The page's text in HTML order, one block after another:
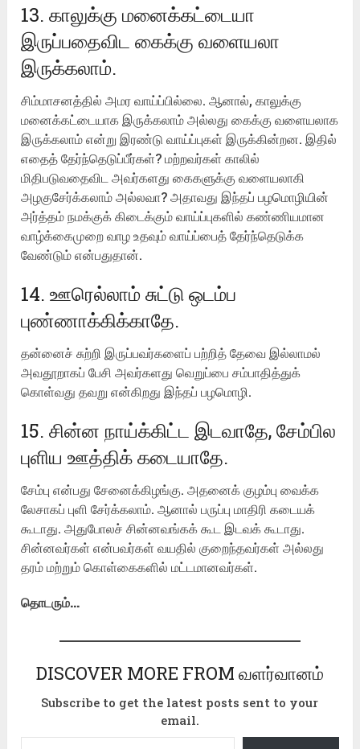
13. காலுக்கு மனைக்கட்டையா
இருப்பதைவிட கைக்கு வளையலா
இருக்கலாம்.
சிம்மாசனத்தில் அமர வாய்ப்பில்லை. ஆனால், காலுக்கு
மனைக்கட்டையாக இருக்கலாம் அல்லது கைக்கு வளையலாக
இருக்கலாம் என்று இரண்டு வாய்ப்புகள் இருக்கின்றன. இதில்
எதைத் தேர்ந்தெடுப்பீர்கள்? மற்றவர்கள் காலில்
மிதிபடுவதைவிட அவர்களது கைகளுக்கு வளையலாகி
அழகுசேர்க்கலாம் அல்லவா? அதாவது இந்தப் பழமொழியின்
அர்த்தம் நமக்குக் கிடைக்கும் வாய்ப்புகளில் கண்ணியமான
வாழ்க்கைமுறை வாழ உதவும் வாய்ப்பைத் தேர்ந்தெடுக்க
வேண்டும் என்பதுதான்.
14. ஊரெல்லாம் சுட்டு ஒடம்ப
புண்ணாக்கிக்காதே.
தன்னைச் சுற்றி இருப்பவர்களைப் பற்றித் தேவை இல்லாமல்
அவதூறாகப் பேசி அவர்களது வெறுப்பை சம்பாதித்துக்
கொள்வது தவறு என்கிறது இந்தப் பழமொழி.
15. சின்ன நாய்க்கிட்ட இடவாதே, சேம்பில
புளிய ஊத்திக் கடையாதே.
சேம்பு என்பது சேனைக்கிழங்கு. அதனைக் குழம்பு வைக்க
லேசாகப் புளி சேர்க்கலாம். ஆனால் பருப்பு மாதிரி கடையக்
கூடாது. அதுபோலச் சின்னவங்கக் கூட இடவக் கூடாது.
சின்னவர்கள் என்பவர்கள் வயதில் குறைந்தவர்கள் அல்லது
தரம் மற்றும் கொள்கைகளில் மட்டமானவர்கள்.
தொடரும்…
DISCOVER MORE FROM வளர்வானம்
Subscribe to get the latest posts sent to your
email.
Type your email…